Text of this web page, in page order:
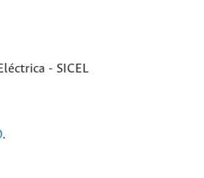
- SICEL
.